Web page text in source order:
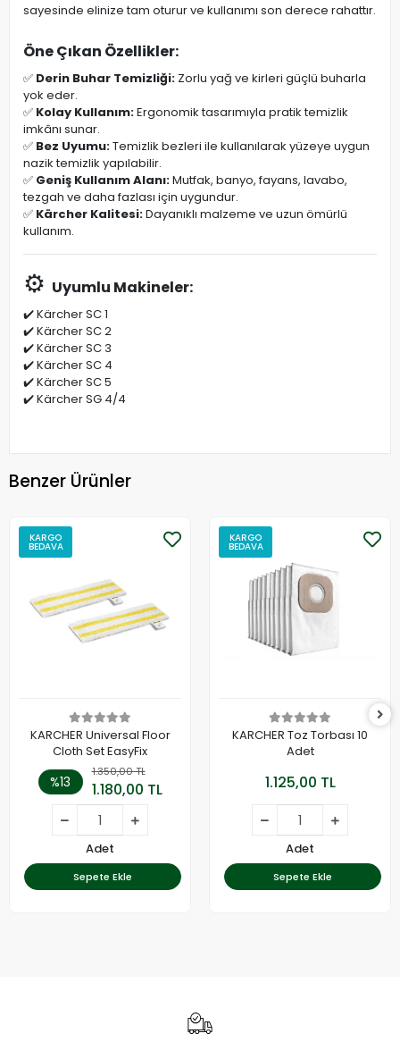
sayesinde elinize tam oturur ve kullanımı son derece rahattır.
Öne Çıkan Özellikler:
✅ Derin Buhar Temizliği: Zorlu yağ ve kirleri güçlü buharla
yok eder.
✅ Kolay Kullanım:Ergonomik tasarımıyla pratik temizlik
imkânı sunar.
✅ Bez Uyumu:Temizlik bezleri ile kullanılarak yüzeye uygun
nazik temizlik yapılabilir.
✅ Geniş Kullanım Alanı:Mutfak, banyo, fayans, lavabo,
tezgah ve daha fazlası için uygundur.
✅ Kärcher Kalitesi:Dayanıklı malzeme ve uzun ömürlü
kullanım.
⚙️ Uyumlu Makineler:
✔️ Kärcher SC 1
✔️ Kärcher SC 2
✔️ Kärcher SC 3
✔️ Kärcher SC 4
✔️ Kärcher SC 5
✔️ Kärcher SG 4/4
Benzer Ürünler
KARGO
BEDAVA
KARCHER Universal Floor
Cloth Set EasyFix
%13
1.350,00 TL
1.180,00 TL
Adet
Sepete Ekle
KARGO
BEDAVA
KARCHER Toz Torbası 10
Adet
1.125,00 TL
Adet
Sepete Ekle